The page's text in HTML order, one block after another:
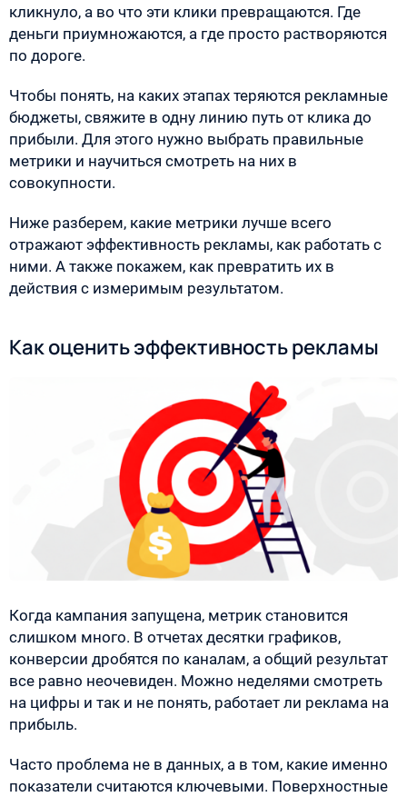
кликнуло, а во что эти клики превращаются. Где
деньги приумножаются, а где просто растворяются
по дороге.
Чтобы понять, на каких этапах теряются рекламные
бюджеты, свяжите в одну линию путь от клика до
прибыли. Для этого нужно выбрать правильные
метрики и научиться смотреть на них в
совокупности.
Ниже разберем, какие метрики лучше всего
отражают эффективность рекламы, как работать с
ними. А также покажем, как превратить их в
действия с измеримым результатом.
Как оценить эффективность рекламы
Когда кампания запущена, метрик становится
слишком много. В отчетах десятки графиков,
конверсии дробятся по каналам, а общий результат
все равно неочевиден. Можно неделями смотреть
на цифры и так и не понять, работает ли реклама на
прибыль.
Часто проблема не в данных, а в том, какие именно
показатели считаются ключевыми. Поверхностные